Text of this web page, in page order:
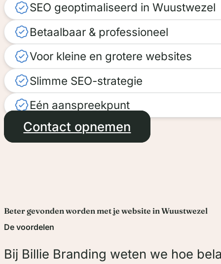
SEO geoptimaliseerd in Wuustwezel
Betaalbaar & professioneel
Voor kleine en grotere websites
Slimme SEO-strategie
Eén aanspreekpunt
Contact opnemen
Beter gevonden worden met je website in Wuustwezel
De voordelen
Bij Billie Branding weten we hoe